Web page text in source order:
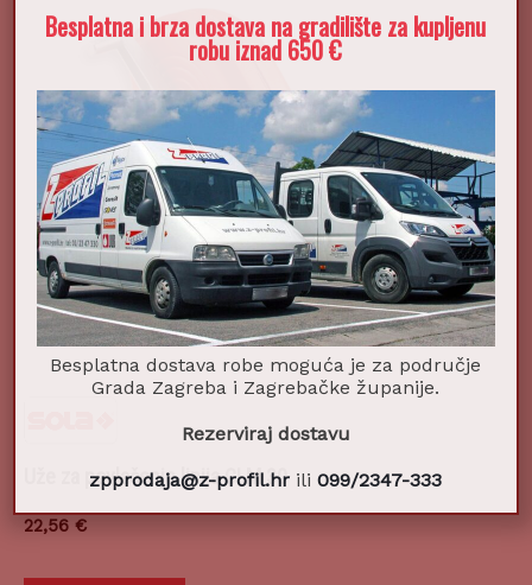
Uže za povlačenje linija CLM 30
22,56 €
Besplatna i brza dostava na gradilište za kupljenu
robu iznad 650 €
Besplatna dostava robe moguća je za područje
Grada Zagreba i Zagrebačke županije.
Rezerviraj dostavu
zpprodaja@z-profil.hr ili099/2347-333